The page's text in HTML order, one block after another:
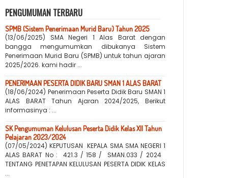
PENGUMUMAN TERBARU
SPMB (Sistem Penerimaan Murid Baru) Tahun 2025
(13/06/2025) SMA Negeri 1 Alas Barat dengan
bangga mengumumkan dibukanya Sistem
Penerimaan Murid Baru (SPMB) untuk tahun ajaran
2025/2026. kami hadir ...
PENERIMAAN PESERTA DIDIK BARU SMAN 1 ALAS BARAT
(18/06/2024) Penerimaan Peserta Didik Baru SMAN 1
ALAS BARAT Tahun Ajaran 2024/2025, Berikut
informasinya : ...
SK Pengumuman Kelulusan Peserta Didik Kelas XII Tahun
Pelajaran 2023/2024
(07/05/2024) KEPUTUSAN KEPALA SMA SMA NEGERI 1
ALAS BARAT No : 421.3 / 158 / SMAN.033 / 2024
TENTANG PENETAPAN KELULUSAN PESERTA DIDIK KELAS
...